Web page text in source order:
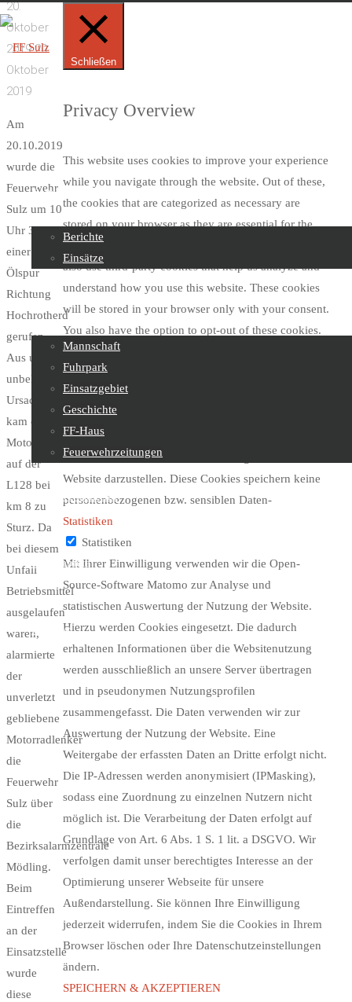
FF
Sulz
Skip
to
content
Beiträge
Berichte
Einsätze
Über uns
Mannschaft
Fuhrpark
Einsatzgebiet
Geschichte
FF-Haus
Feuerwehrzeitungen
Feuerwehrjugend
Sachgebiete
Kontakt
20.
Oktober
201920.
Oktober
2019
Am
20.10.2019
wurde die
Feuerwehr
Sulz um 10
Uhr 38 zu
einer
Ölspur
Richtung
Hochrotherd
gerufen.
Aus uns
unbekannter
Ursache
kam ein
Motorradfahrer
auf der
L128 bei
km 8 zu
Sturz. Da
bei diesem
Unfall
Betriebsmittel
ausgelaufen
waren,
alarmierte
der
unverletzt
gebliebene
Motorradlenker
die
Feuerwehr
Sulz über
die
Bezirksalarmzentrale
Mödling.
Beim
Eintreffen
an der
Einsatzstelle
wurde
diese
Schließen
Privacy Overview
This website uses cookies to improve your experience
while you navigate through the website. Out of these,
the cookies that are categorized as necessary are
stored on your browser as they are essential for the
working of basic functionalities of the website. We
also use third-party cookies that help us analyze and
understand how you use this website. These cookies
will be stored in your browser only with your consent.
You also have the option to opt-out of these cookies.
But opting out of some of these cookies may affect
your browsing experience.
Erforderlich
Erforderlich
immer aktiv
Erforderliche Cookies werden benötigt, um die
Website darzustellen. Diese Cookies speichern keine
personenbezogenen bzw. sensiblen Daten-
Statistiken
Statistiken
Mit Ihrer Einwilligung verwenden wir die Open-
Source-Software Matomo zur Analyse und
statistischen Auswertung der Nutzung der Website.
Hierzu werden Cookies eingesetzt. Die dadurch
erhaltenen Informationen über die Websitenutzung
werden ausschließlich an unsere Server übertragen
und in pseudonymen Nutzungsprofilen
zusammengefasst. Die Daten verwenden wir zur
Auswertung der Nutzung der Website. Eine
Weitergabe der erfassten Daten an Dritte erfolgt nicht.
Die IP-Adressen werden anonymisiert (IPMasking),
sodass eine Zuordnung zu einzelnen Nutzern nicht
möglich ist. Die Verarbeitung der Daten erfolgt auf
Grundlage von Art. 6 Abs. 1 S. 1 lit. a DSGVO. Wir
verfolgen damit unser berechtigtes Interesse an der
Optimierung unserer Webseite für unsere
Außendarstellung. Sie können Ihre Einwilligung
jederzeit widerrufen, indem Sie die Cookies in Ihrem
Browser löschen oder Ihre Datenschutzeinstellungen
ändern.
SPEICHERN & AKZEPTIEREN